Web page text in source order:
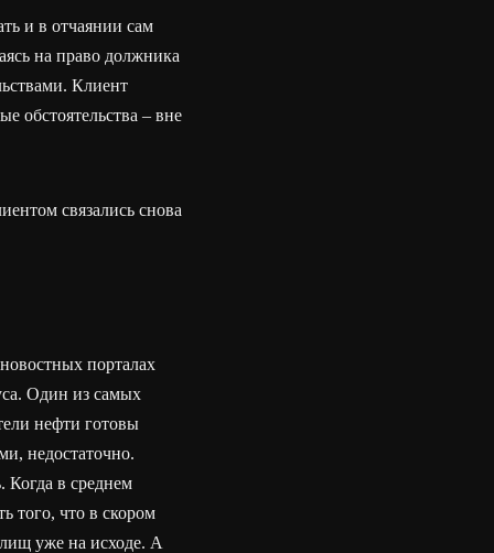
и в отчаянии сам
на право должника
Клиент
обстоятельства – вне
связались снова
порталах
Один из самых
нефти готовы
недостаточно.
Когда в среднем
того, что в скором
уже на исходе. А